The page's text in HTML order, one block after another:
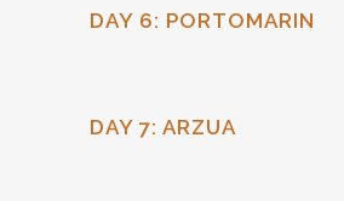
DAY 6: PORTOMARIN
DAY 7: ARZUA